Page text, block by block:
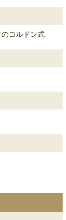
コルドン式